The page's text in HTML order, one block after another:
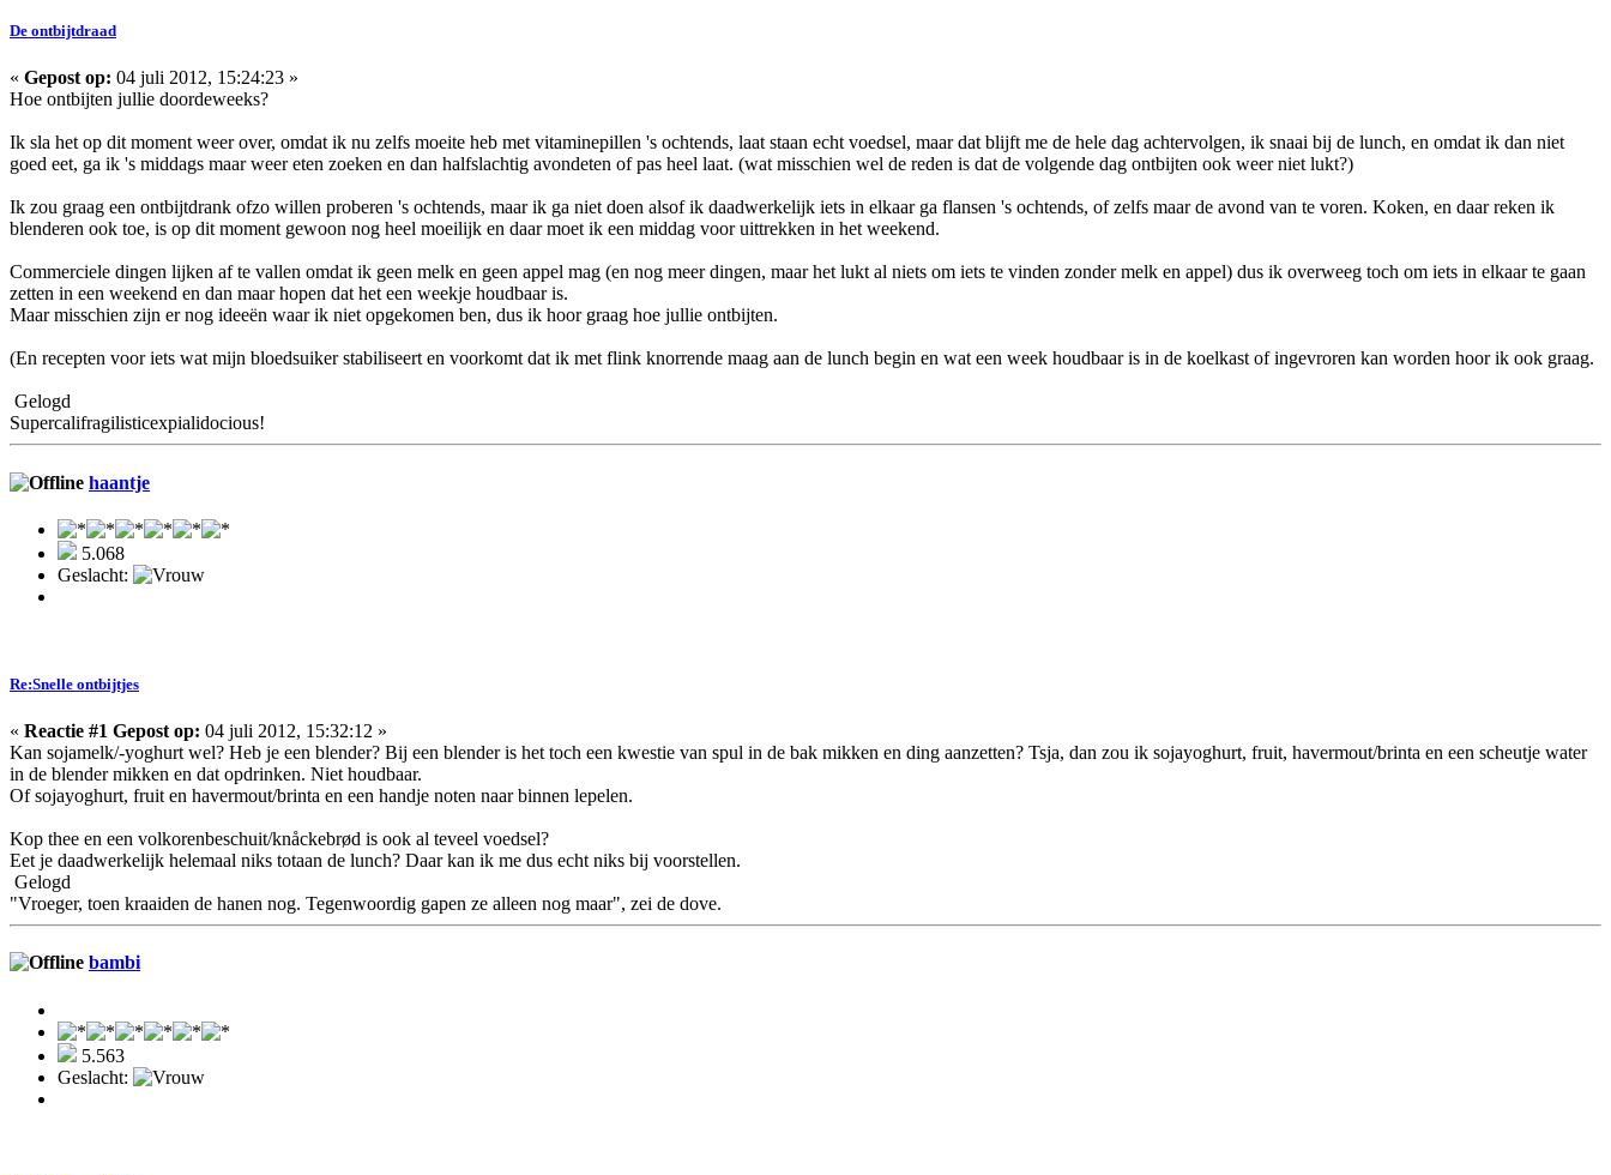
De ontbijtdraad
« Gepost op: 04 juli 2012, 15:24:23 »
Hoe ontbijten jullie doordeweeks?
Ik sla het op dit moment weer over, omdat ik nu zelfs moeite heb met vitaminepillen 's ochtends, laat staan echt voedsel, maar dat blijft me de hele dag achtervolgen, ik snaai bij de lunch, en omdat ik dan niet
goed eet, ga ik 's middags maar weer eten zoeken en dan halfslachtig avondeten of pas heel laat. (wat misschien wel de reden is dat de volgende dag ontbijten ook weer niet lukt?)
Ik zou graag een ontbijtdrank ofzo willen proberen 's ochtends, maar ik ga niet doen alsof ik daadwerkelijk iets in elkaar ga flansen 's ochtends, of zelfs maar de avond van te voren. Koken, en daar reken ik
blenderen ook toe, is op dit moment gewoon nog heel moeilijk en daar moet ik een middag voor uittrekken in het weekend.
Commerciele dingen lijken af te vallen omdat ik geen melk en geen appel mag (en nog meer dingen, maar het lukt al niets om iets te vinden zonder melk en appel) dus ik overweeg toch om iets in elkaar te gaan
zetten in een weekend en dan maar hopen dat het een weekje houdbaar is.
Maar misschien zijn er nog ideeën waar ik niet opgekomen ben, dus ik hoor graag hoe jullie ontbijten.
(En recepten voor iets wat mijn bloedsuiker stabiliseert en voorkomt dat ik met flink knorrende maag aan de lunch begin en wat een week houdbaar is in de koelkast of ingevroren kan worden hoor ik ook graag.
Gelogd
Supercalifragilisticexpialidocious!
haantje
5.068
Geslacht:
Re:Snelle ontbijtjes
« Reactie #1 Gepost op: 04 juli 2012, 15:32:12 »
Kan sojamelk/-yoghurt wel? Heb je een blender? Bij een blender is het toch een kwestie van spul in de bak mikken en ding aanzetten? Tsja, dan zou ik sojayoghurt, fruit, havermout/brinta en een scheutje water
in de blender mikken en dat opdrinken. Niet houdbaar.
Of sojayoghurt, fruit en havermout/brinta en een handje noten naar binnen lepelen.
Kop thee en een volkorenbeschuit/knåckebrød is ook al teveel voedsel?
Eet je daadwerkelijk helemaal niks totaan de lunch? Daar kan ik me dus echt niks bij voorstellen.
Gelogd
"Vroeger, toen kraaiden de hanen nog. Tegenwoordig gapen ze alleen nog maar", zei de dove.
bambi
5.563
Geslacht: